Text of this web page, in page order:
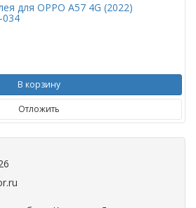
для OPPO A57 4G (2022)
034
В корзину
Отложить